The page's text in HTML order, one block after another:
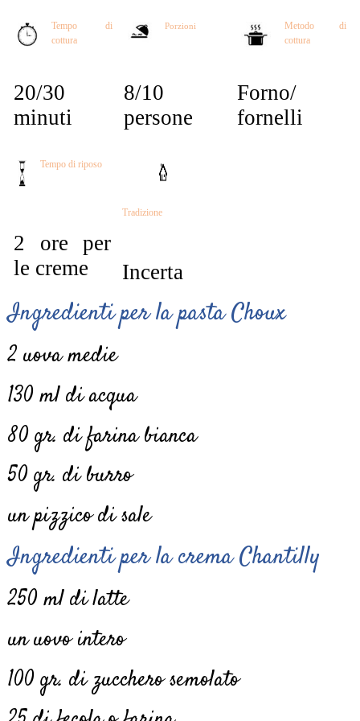
Tempo di
cottura
Porzioni
Metodo di
cottura
20/30
minuti
8/10
persone
Forno/
fornelli
Tempo di riposo
Tradizione
2 ore per
le creme
Incerta
Ingredientiper la pasta Choux
2 uova medie
130 ml di acqua
80 gr. di farina bianca
50 gr. di burro
un pizzico di sale
Ingredientiper la crema Chantilly
250 ml di latte
un uovo intero
100 gr. di zucchero semolato